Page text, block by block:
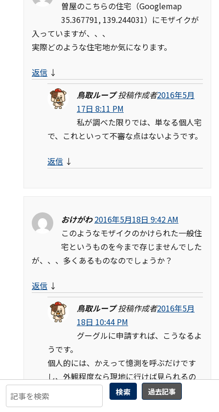
検索 過去記事
曽屋のこちらの住宅（Googlemap
35.367791, 139.244031）にモザイクが
入っていますが、、、
実際どのような住宅地か気になります。
返信 ↓
鳥取ループ 投稿作成者2016年5月
17日 8:11 PM
私が調べた限りでは、単なる個人宅
で、これといって不審な点はないようです。
返信 ↓
おけがわ 2016年5月18日 9:42 AM
このようなモザイクのかけられた一般住
宅というものを今まで存じませんでした
が、、、多くあるものなのでしょうか？
返信 ↓
鳥取ループ 投稿作成者2016年5月
18日 10:44 PM
グーグルに申請すれば、こうなるよ
うです。
個人的には、かえって憶測を呼ぶだけです
し、外観程度なら現地に行けば見られるの
であまり意味は無いとは思います。